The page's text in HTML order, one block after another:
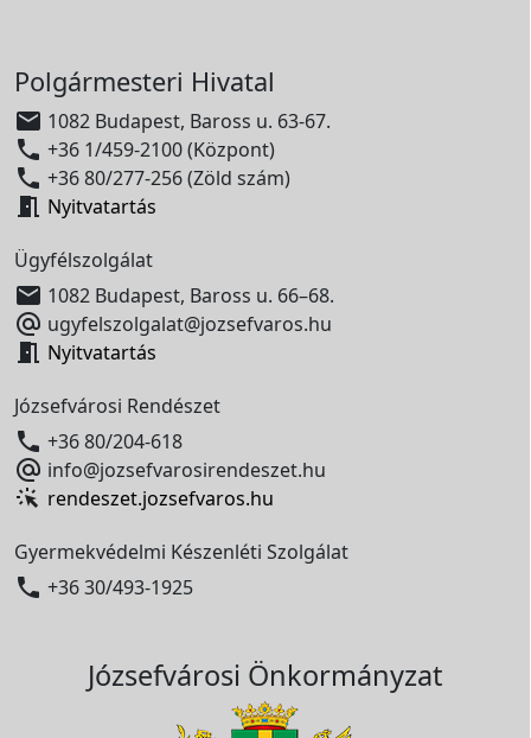
Polgármesteri Hivatal
 1082 Budapest, Baross u. 63-67.
 +36 1/459-2100 (Központ)
 +36 80/277-256 (Zöld szám)
 Nyitvatartás
Ügyfélszolgálat
 1082 Budapest, Baross u. 66–68.
 ugyfelszolgalat@jozsefvaros.hu
 Nyitvatartás
Józsefvárosi Rendészet
 +36 80/204-618
 info@jozsefvarosirendeszet.hu
rendeszet.jozsefvaros.hu
Gyermekvédelmi Készenléti Szolgálat
 +36 30/493-1925
Józsefvárosi Önkormányzat